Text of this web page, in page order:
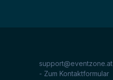
support@eventzone.at
- Zum Kontaktformular